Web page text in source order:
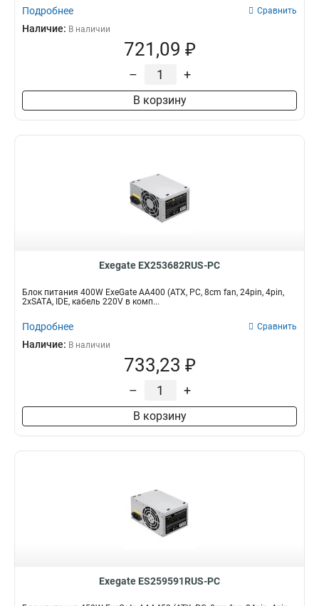
Подробнее Сравнить
Наличие: В наличии
721,09 ₽
– +
В корзину
Exegate EX253682RUS-PC
Блок питания 400W ExeGate AA400 (ATX, PC, 8cm fan, 24pin, 4pin,
2xSATA, IDE, кабель 220V в комп...
Подробнее Сравнить
Наличие: В наличии
733,23 ₽
– +
В корзину
Exegate ES259591RUS-PC